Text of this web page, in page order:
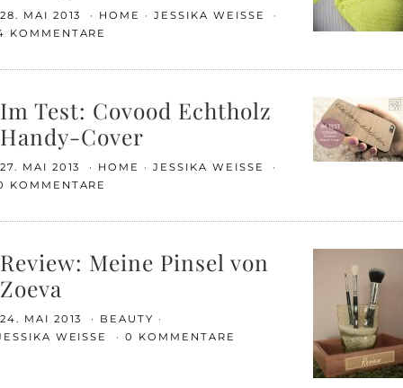
28. MAI 2013 HOME
JESSIKA WEISSE
KOMMENTARE
Im Test: Covood Echtholz
Handy-Cover
27. MAI 2013 HOME
JESSIKA WEISSE
KOMMENTARE
Review: Meine Pinsel von
Zoeva
24. MAI 2013
BEAUTY
WEISSE
0 KOMMENTARE